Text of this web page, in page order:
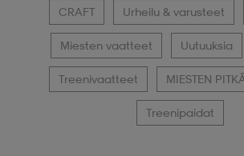
CRAFT Urheilu & varusteet
Miesten vaatteet Uutuuksia
Treenivaatteet MIESTEN
Treenipaidat